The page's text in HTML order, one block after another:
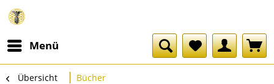
Menü
Übersicht Bücher